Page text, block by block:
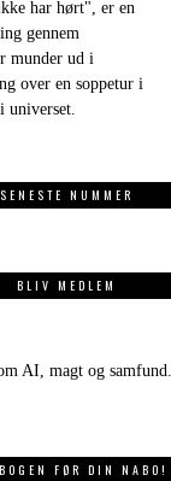
har hørt", er en
gennem
munder ud i
over en soppetur i
SENESTE NUMMER
BLIV MEDLEM
AI, magt og samfund.
FØR DIN NABO!